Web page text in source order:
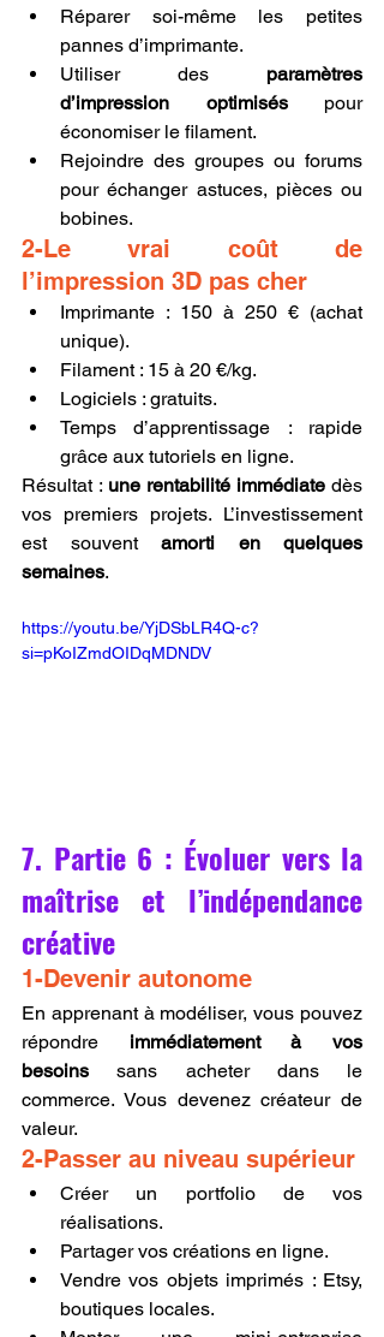
Réparer soi-même les petites
pannes d’imprimante.
Utiliser des paramètres
d’impression optimisés pour
économiser le filament.
Rejoindre des groupes ou forums
pour échanger astuces, pièces ou
bobines.
2-Le vrai coût de
l’impression 3D pas cher
Imprimante : 150 à 250 € (achat
unique).
Filament : 15 à 20 €/kg.
Logiciels : gratuits.
Temps d’apprentissage : rapide
grâce aux tutoriels en ligne.
Résultat : une rentabilité immédiate dès
vos premiers projets. L’investissement
est souvent amorti en quelques
semaines.
https://youtu.be/YjDSbLR4Q-c?
si=pKoIZmdOIDqMDNDV
7. Partie 6 : Évoluer vers la
maîtrise et l’indépendance
créative
1-Devenir autonome
En apprenant à modéliser, vous pouvez
répondre immédiatement à vos
besoins sans acheter dans le
commerce. Vous devenez créateur de
valeur.
2-Passer au niveau supérieur
Créer un portfolio de vos
réalisations.
Partager vos créations en ligne.
Vendre vos objets imprimés : Etsy,
boutiques locales.